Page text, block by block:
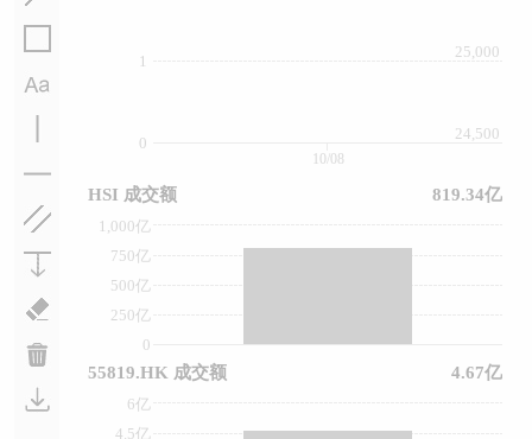
0
1
24,500
25,000
0
250亿
500亿
750亿
1,000亿
4.5亿
6亿
10/08
HSI 成交额 819.34亿
55819.HK 成交额 4.67亿